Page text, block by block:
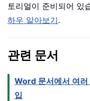
토리얼이 준비되어 있
하우 알아보기.
관련 문서
Word 문서에서 여러
입